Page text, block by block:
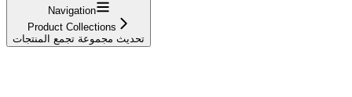
Navigation
Product Collections
تحديث مجموعة تجمع المنتجات